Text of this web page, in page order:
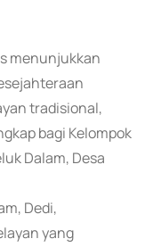
menunjukkan
tradisional,
bagi Kelompok
Dalam, Desa
Dedi,
yang